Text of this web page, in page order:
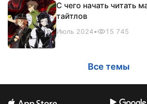
C чего начать читать
тайтлов
Июль 2024• 15 745
Все темы